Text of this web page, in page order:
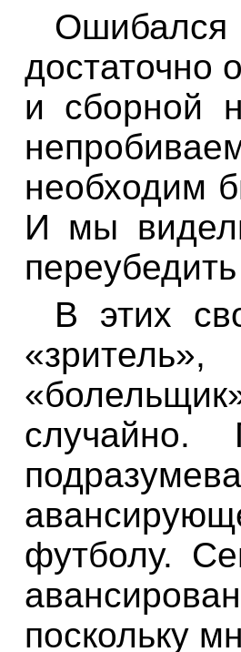
Ошибался
достаточно
и сборной
необходим
И мы
В этих
футболу.
поскольку